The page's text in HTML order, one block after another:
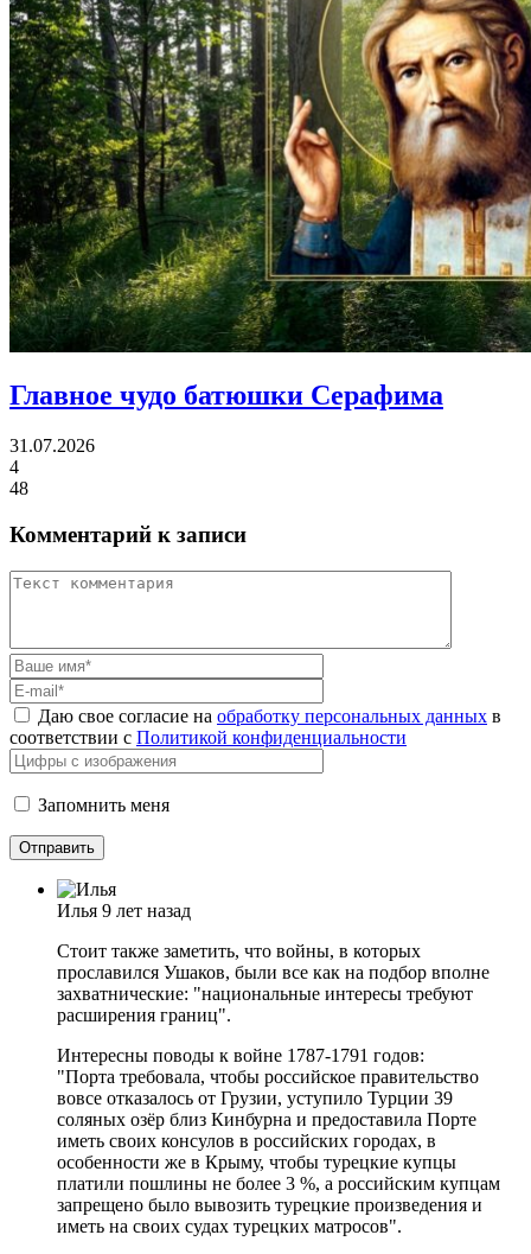
Главное чудо батюшки Серафима
31.07.2026
4
48
Комментарий к записи
Даю свое согласие на обработку персональных данных в
соответствии с Политикой конфиденциальности
Запомнить меня
Илья 9 лет назад
Стоит также заметить, что войны, в которых
прославился Ушаков, были все как на подбор вполне
захватнические: "национальные интересы требуют
расширения границ".
Интересны поводы к войне 1787-1791 годов:
"Порта требовала, чтобы российское правительство
вовсе отказалось от Грузии, уступило Турции 39
соляных озёр близ Кинбурна и предоставила Порте
иметь своих консулов в российских городах, в
особенности же в Крыму, чтобы турецкие купцы
платили пошлины не более 3 %, а российским купцам
запрещено было вывозить турецкие произведения и
иметь на своих судах турецких матросов".